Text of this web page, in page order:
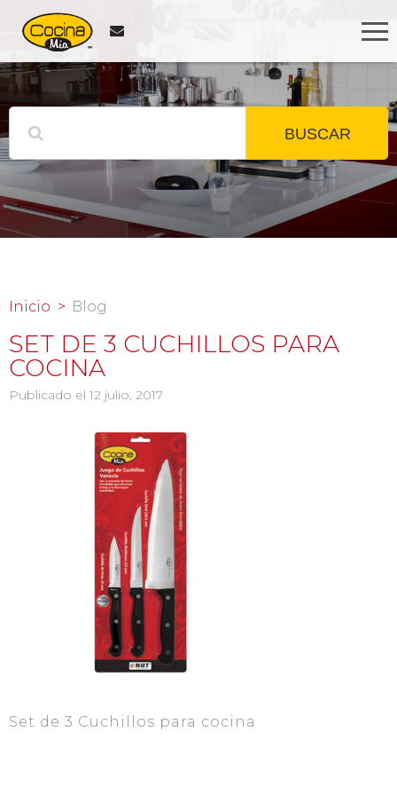
BUSCAR
Inicio Blog
SET DE 3 CUCHILLOS PARA
COCINA
Publicado el 12 julio, 2017
Set de 3 Cuchillos para cocina